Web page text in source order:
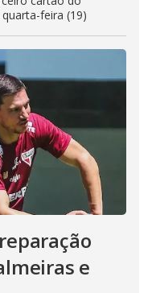
feira (19)
e